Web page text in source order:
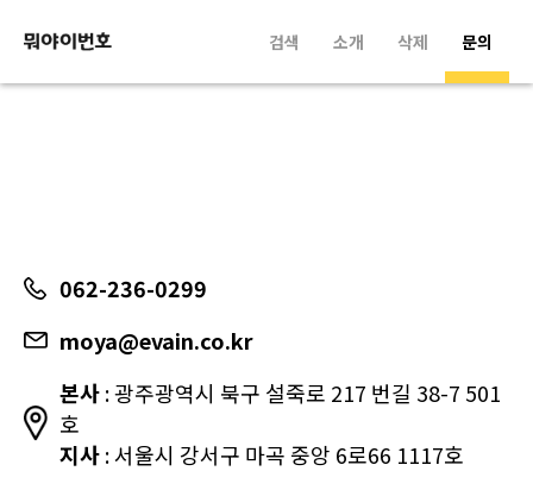
검색 소개 삭제 문의
062-236-0299
moya@evain.co.kr
본사: 광주광역시 북구 설죽로 217 번길 38-7 501
호
지사: 서울시 강서구 마곡 중앙 6로66 1117호